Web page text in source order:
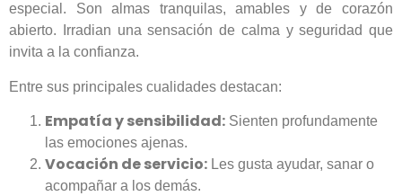
especial. Son almas tranquilas, amables y de corazón
abierto. Irradian una sensación de calma y seguridad que
invita a la confianza.
Entre sus principales cualidades destacan:
Empatía y sensibilidad: Sienten profundamente
las emociones ajenas.
Vocación de servicio: Les gusta ayudar, sanar o
acompañar a los demás.